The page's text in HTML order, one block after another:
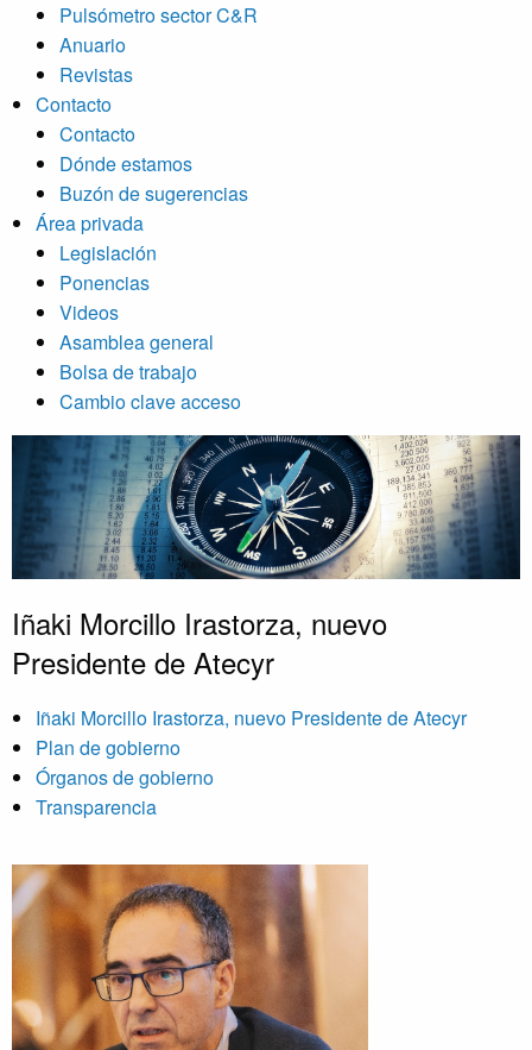
Pulsómetro sector C&R
Anuario
Revistas
Contacto
Contacto
Dónde estamos
Buzón de sugerencias
Área privada
Legislación
Ponencias
Videos
Asamblea general
Bolsa de trabajo
Cambio clave acceso
Iñaki Morcillo Irastorza, nuevo
Presidente de Atecyr
Iñaki Morcillo Irastorza, nuevo Presidente de Atecyr
Plan de gobierno
Órganos de gobierno
Transparencia